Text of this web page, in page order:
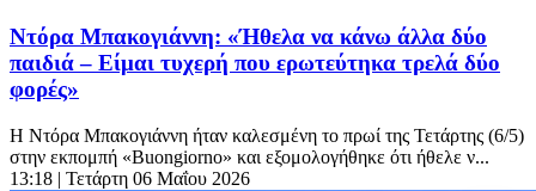
Ντόρα Μπακογιάννη: «Ήθελα να κάνω άλλα δύο
παιδιά – Είμαι τυχερή που ερωτεύτηκα τρελά δύο
φορές»
Η Ντόρα Μπακογιάννη ήταν καλεσμένη το πρωί της Τετάρτης (6/5)
στην εκπομπή «Buongiorno» και εξομολογήθηκε ότι ήθελε ν...
13:18 | Τετάρτη 06 Μαΐου 2026